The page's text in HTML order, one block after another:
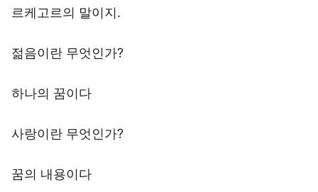
르케고르의 말이지.
젊음이란 무엇인가?
하나의 꿈이다
사랑이란 무엇인가?
꿈의 내용이다